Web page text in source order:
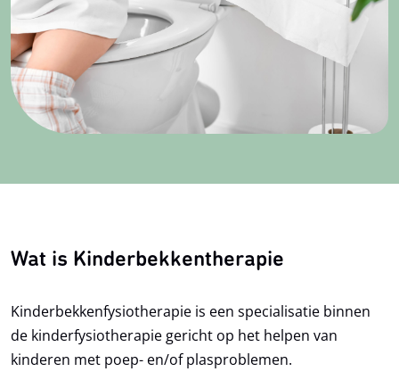
U gaat akkoord met het privacy reglement
Kinderfysio Nelissen
Wat is Kinderbekkentherapie
Kinderbekkenfysiotherapie is een specialisatie binnen
de kinderfysiotherapie gericht op het helpen van
kinderen met poep- en/of plasproblemen.